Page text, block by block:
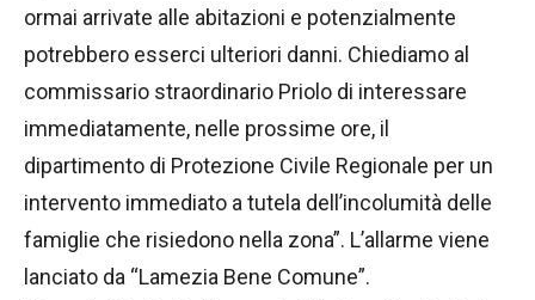
ormai arrivate alle abitazioni e potenzialmente
potrebbero esserci ulteriori danni. Chiediamo al
commissario straordinario Priolo di interessare
immediatamente, nelle prossime ore, il
dipartimento di Protezione Civile Regionale per un
intervento immediato a tutela dell’incolumità delle
famiglie che risiedono nella zona”. L’allarme viene
lanciato da “Lamezia Bene Comune”.